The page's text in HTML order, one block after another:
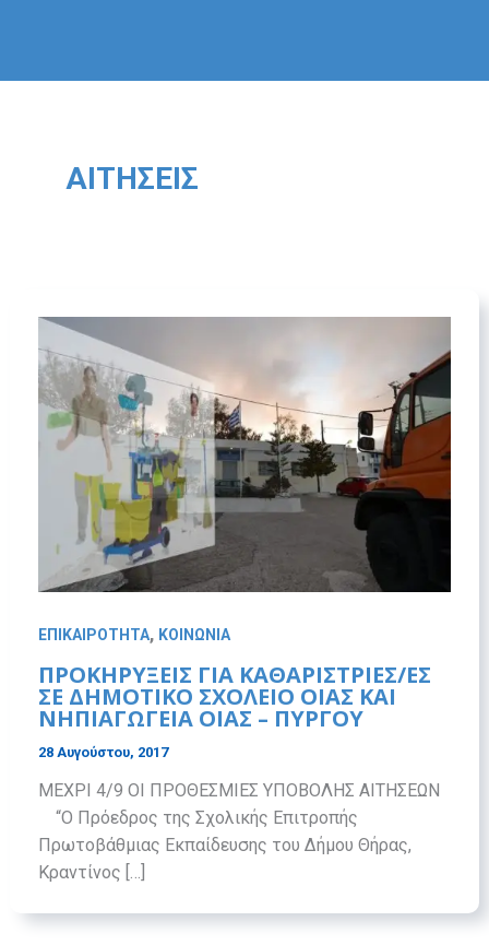
ΑΙΤΉΣΕΙΣ
ΕΠΙΚΑΙΡΟΤΗΤΑ, ΚΟΙΝΩΝΙΑ
ΠΡΟΚΗΡΥΞΕΙΣ ΓΙΑ ΚΑΘΑΡΙΣΤΡΙΕΣ/ΕΣ
ΣΕ ΔΗΜΟΤΙΚΟ ΣΧΟΛΕΙΟ ΟΙΑΣ ΚΑΙ
ΝΗΠΙΑΓΩΓΕΙΑ ΟΙΑΣ – ΠΥΡΓΟΥ
28 Αυγούστου, 2017
ΜΕΧΡΙ 4/9 ΟΙ ΠΡΟΘΕΣΜΙΕΣ ΥΠΟΒΟΛΗΣ ΑΙΤΗΣΕΩΝ
“Ο Πρόεδρος της Σχολικής Επιτροπής
Πρωτοβάθμιας Εκπαίδευσης του Δήμου Θήρας,
Κραντίνος […]